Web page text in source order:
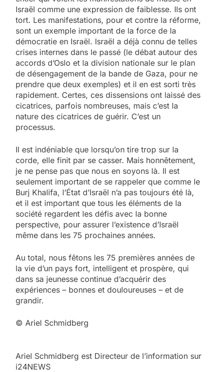
Israël comme une expression de faiblesse. Ils ont
tort. Les manifestations, pour et contre la réforme,
sont un exemple important de la force de la
démocratie en Israël. Israël a déjà connu de telles
crises internes dans le passé (le débat autour des
accords d’Oslo et la division nationale sur le plan
de désengagement de la bande de Gaza, pour ne
prendre que deux exemples) et il en est sorti très
rapidement. Certes, ces dissensions ont laissé des
cicatrices, parfois nombreuses, mais c’est la
nature des cicatrices de guérir. C’est un
processus.
Il est indéniable que lorsqu’on tire trop sur la
corde, elle finit par se casser. Mais honnêtement,
je ne pense pas que nous en soyons là. Il est
seulement important de se rappeler que comme le
Burj Khalifa, l’État d’Israël n’a pas toujours été là,
et il est important que tous les éléments de la
société regardent les défis avec la bonne
perspective, pour assurer l’existence d’Israël
même dans les 75 prochaines années.
Au total, nous fêtons les 75 premières années de
la vie d’un pays fort, intelligent et prospère, qui
dans sa jeunesse continue d’acquérir des
expériences – bonnes et douloureuses – et de
grandir.
© Ariel Schmidberg
Ariel Schmidberg est Directeur de l’information sur
i24NEWS